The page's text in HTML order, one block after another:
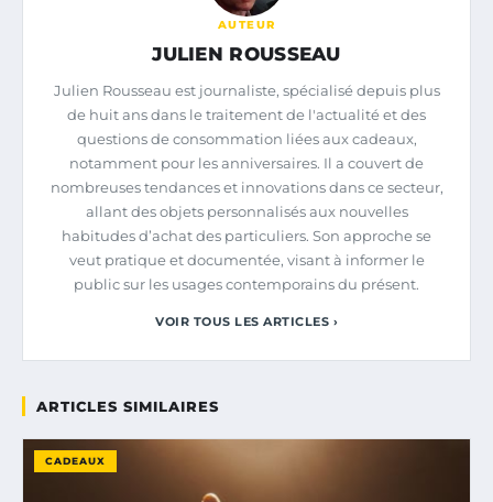
AUTEUR
JULIEN ROUSSEAU
Julien Rousseau est journaliste, spécialisé depuis plus
de huit ans dans le traitement de l'actualité et des
questions de consommation liées aux cadeaux,
notamment pour les anniversaires. Il a couvert de
nombreuses tendances et innovations dans ce secteur,
allant des objets personnalisés aux nouvelles
habitudes d’achat des particuliers. Son approche se
veut pratique et documentée, visant à informer le
public sur les usages contemporains du présent.
VOIR TOUS LES ARTICLES ›
ARTICLES SIMILAIRES
CADEAUX